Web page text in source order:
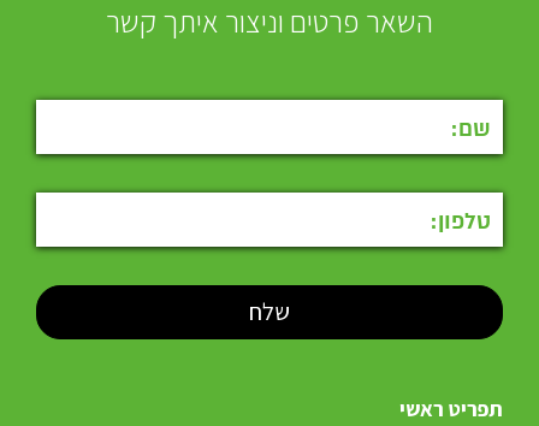
השאר פרטים וניצור איתך קשר
תפריט ראשי